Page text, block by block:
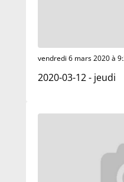
vendredi 6 mars 2020 à
2020-03-12 - jeudi